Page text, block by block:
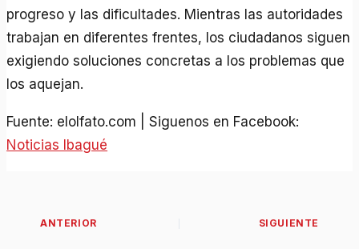
progreso y las dificultades. Mientras las autoridades
trabajan en diferentes frentes, los ciudadanos siguen
exigiendo soluciones concretas a los problemas que
los aquejan.
Fuente: elolfato.com | Siguenos en Facebook:
Noticias Ibagué